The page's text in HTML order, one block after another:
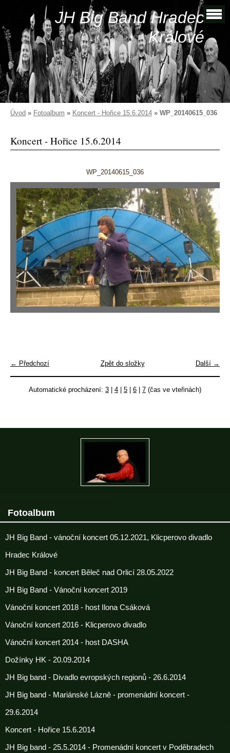
JH Big Band Hradec
Králové
Úvod » Fotoalbum » Koncert - Hořice 15.6.2014 » WP_20140615_036
Koncert - Hořice 15.6.2014
WP_20140615_036
← Předchozí Další →
Zpět do složky
Automatické procházení: 3 | 4 | 5 | 6 | 7 (čas ve vteřinách)
Fotoalbum
JH Big Band - vánoční koncert 05.12.2021, Klicperovo divadlo
Hradec Králové
JH Big Band - koncert Běleč nad Orlicí 28.05.2022
JH Big Band - Vánoční koncert 2019
Vánoční koncert 2018 - host Ilona Csáková
Vánoční koncert 2016 - Klicperovo divadlo
Vánoční koncert 2014 - host DASHA
Dožínky HK - 20.09.2014
JH Big band - Divadlo evropských regionů - 26.6.2014
JH Big band - Mariánské Lázně - promenádní koncert -
29.6.2014
Koncert - Hořice 15.6.2014
JH Big band - 25.5.2014 - Promenádní koncert v Poděbradech